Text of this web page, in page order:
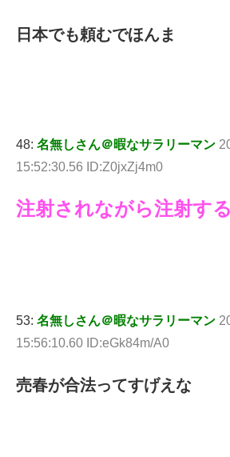
日本でも頼むでほんま
48: 名無しさん＠暇なサラリーマン
15:52:30.56 ID:Z0jxZj4m0
注射されながら注射す
53: 名無しさん＠暇なサラリーマン
15:56:10.60 ID:eGk84m/A0
売春が合法ってすげえな